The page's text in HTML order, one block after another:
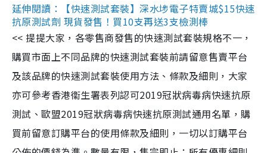
延伸閱讀：【快速測試套裝】深水埗電子特賣城$15快速
抗原測試劑 現貨發售！買10支再送3支檢測棒
<< 提提大家，各零售商發售的快速測試套裝規格不一，
購買市面上不同品牌的快速測試套裝前請留意售賣平台
及該品牌的快速測試套裝使用方法、條款及細則，大家
亦可參考香港衞生署表列認可2019冠狀病毒病快速抗原
測試、歐盟2019冠狀病毒病快速抗原測試通用名單，購
買前留意訂購平台的使用條款及細則，一切以訂購平台